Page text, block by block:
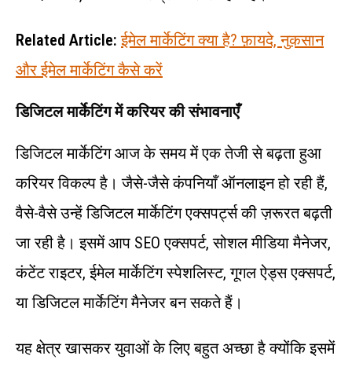
Related Article: ईमेल मार्केटिंग क्या है? फ़ायदे, नुक़सान
और ईमेल मार्केटिंग कैसे करें
डिजिटल मार्केटिंग में करियर की संभावनाएँ
डिजिटल मार्केटिंग आज के समय में एक तेजी से बढ़ता हुआ
करियर विकल्प है। जैसे-जैसे कंपनियाँ ऑनलाइन हो रही हैं,
वैसे-वैसे उन्हें डिजिटल मार्केटिंग एक्सपर्ट्स की ज़रूरत बढ़ती
जा रही है। इसमें आप SEO एक्सपर्ट, सोशल मीडिया मैनेजर,
कंटेंट राइटर, ईमेल मार्केटिंग स्पेशलिस्ट, गूगल ऐड्स एक्सपर्ट,
या डिजिटल मार्केटिंग मैनेजर बन सकते हैं।
यह क्षेत्र खासकर युवाओं के लिए बहुत अच्छा है क्योंकि इसमें